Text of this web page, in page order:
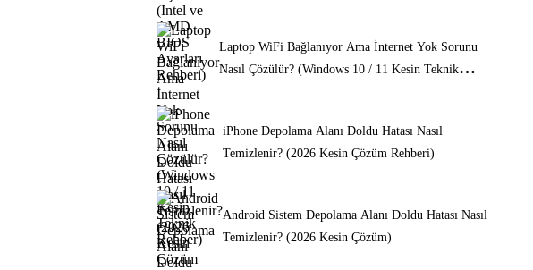
Laptop WiFi Bağlanıyor Ama İnternet Yok Sorunu
Nasıl Çözülür? (Windows 10 / 11 Kesin Teknik
iPhone Depolama Alanı Doldu Hatası Nasıl
Temizlenir? (2026 Kesin Çözüm Rehberi)
Android Sistem Depolama Alanı Doldu Hatası Nasıl
Temizlenir? (2026 Kesin Çözüm)